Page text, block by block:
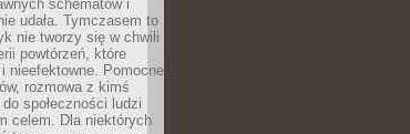
schematów i
udała. Tymczasem to
nie tworzy się w chwili
powtórzeń, które
nieefektowne. Pomocne
rozmowa z kimś
społeczności ludzi
celem. Dla niektórych